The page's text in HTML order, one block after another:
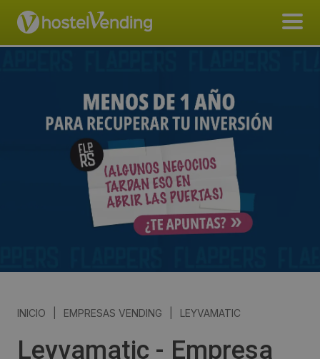
INICIO EMPRESAS VENDING LEYVAMATIC
Leyvamatic - Empresa